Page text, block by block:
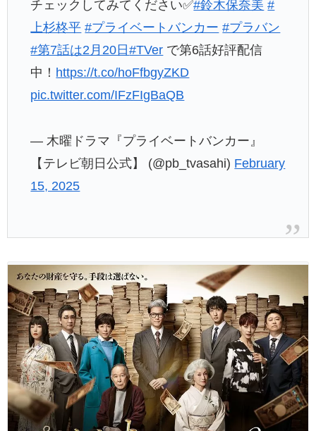
チェックしてみてください✅#鈴木保奈美 #
上杉柊平 #プライベートバンカー #プラバン
#第7話は2月20日#TVer で第6話好評配信
中！ https://t.co/hoFfbgyZKD
pic.twitter.com/IFzFIgBaQB
— 木曜ドラマ『プライベートバンカー』
【テレビ朝日公式】 (@pb_tvasahi) February
15, 2025